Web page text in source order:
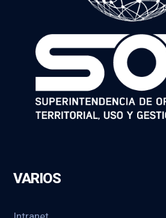
VARIOS